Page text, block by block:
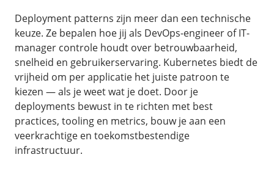
Deployment patterns zijn meer dan een technische
keuze. Ze bepalen hoe jij als DevOps-engineer of IT-
manager controle houdt over betrouwbaarheid,
snelheid en gebruikerservaring. Kubernetes biedt de
vrijheid om per applicatie het juiste patroon te
kiezen — als je weet wat je doet. Door je
deployments bewust in te richten met best
practices, tooling en metrics, bouw je aan een
veerkrachtige en toekomstbestendige
infrastructuur.